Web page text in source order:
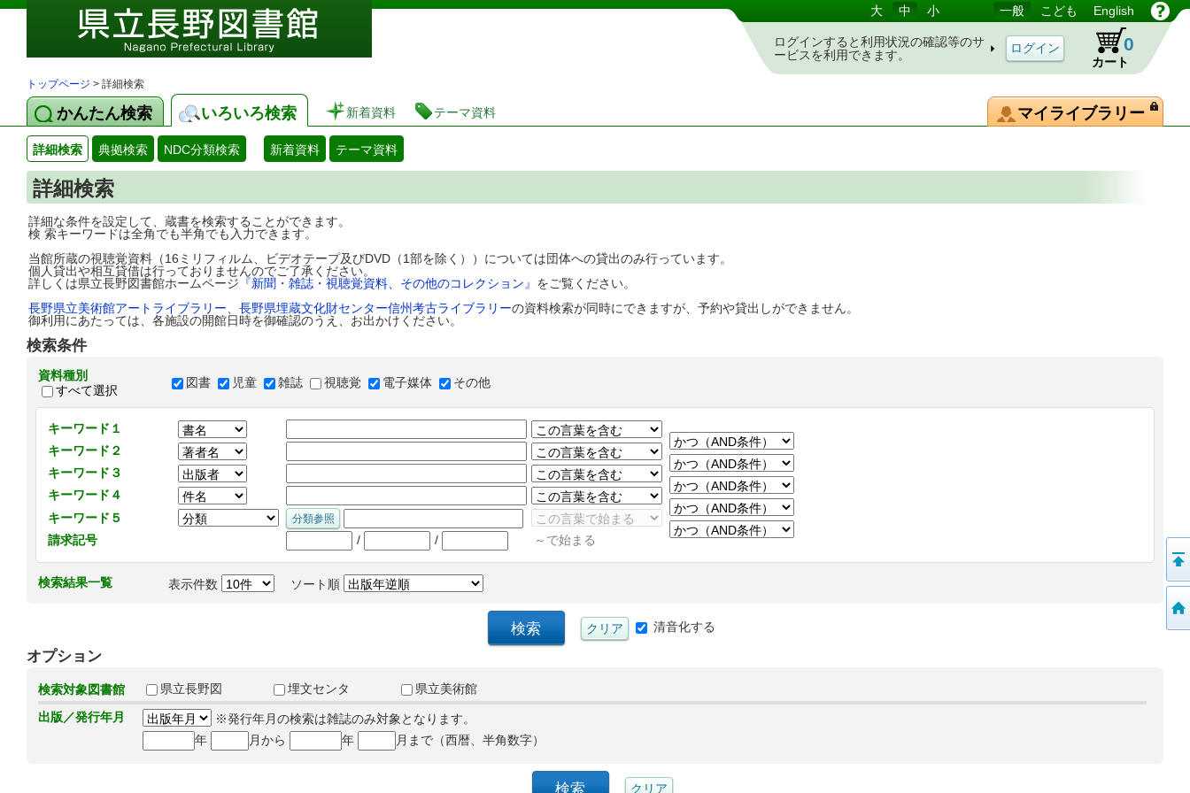
図書館 蔵書検索・予約システム 大 中 小 一般 こども English
ログインすると利用状況の確認等のサ
ービスを利用できます。
カート
0
トップページ > 詳細検索
かんたん検索 いろいろ検索 新着資料 テーマ資料 マイライブラリー
詳細検索 典拠検索 NDC分類検索 新着資料 テーマ資料
詳細検索
詳細な条件を設定して、蔵書を検索することができます。
検 索キーワードは全角でも半角でも入力できます。
当館所蔵の視聴覚資料（16ミリフィルム、ビデオテープ及びDVD（1部を除く））については団体への貸出のみ行っています。
個人貸出や相互貸借は行っておりませんのでご了承ください。
詳しくは県立長野図書館ホームページ 『新聞・雑誌・視聴覚資料、その他のコレクション』 をご覧ください。
長野県立美術館アートライブラリー
長野県埋蔵文化財センター信州考古ライブラリーの資料検索が同時にできますが、予約や貸出しができません。
御利用にあたっては、各施設の開館日時を御確認のうえ、お出かけください。
検索条件
資料種別
すべて選択
図書 児童 雑誌 視聴覚 電子媒体 その他
キーワード１
キーワード２
キーワード３
キーワード４
キーワード５
請求記号
/ / ～で始まる
検索結果一覧 表示件数 ソート順
清音化する
オプション
検索対象図書館 県立長野図 埋文センタ
県立美術館
出版／発行年月
※発行年月の検索は雑誌のみ対象となります。
年
月から 年 月まで（西暦、半角数字）